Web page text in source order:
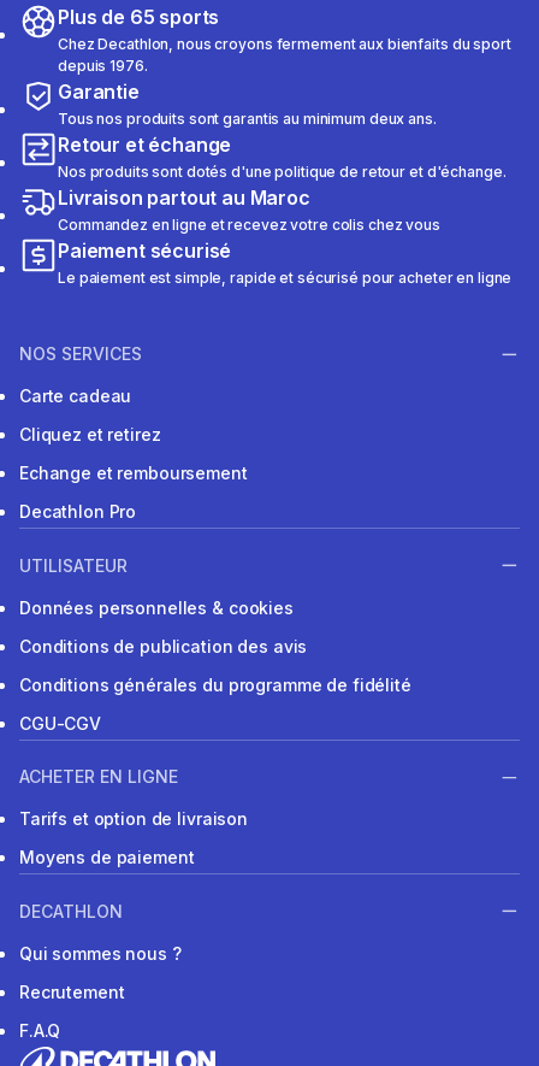
Plus de 65 sports
Chez Decathlon, nous croyons fermement aux bienfaits du sport
depuis 1976.
Garantie
Tous nos produits sont garantis au minimum deux ans.
Retour et échange
Nos produits sont dotés d'une politique de retour et d'échange.
Livraison partout au Maroc
Commandez en ligne et recevez votre colis chez vous
Paiement sécurisé
Le paiement est simple, rapide et sécurisé pour acheter en ligne
NOS SERVICES
Carte cadeau
Cliquez et retirez
Echange et remboursement
Decathlon Pro
UTILISATEUR
Données personnelles & cookies
Conditions de publication des avis
Conditions générales du programme de fidélité
CGU-CGV
ACHETER EN LIGNE
Tarifs et option de livraison
Moyens de paiement
DECATHLON
Qui sommes nous ?
Recrutement
F.A.Q